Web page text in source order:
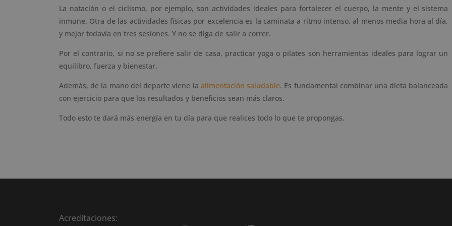
La natación o el ciclismo, por ejemplo, son actividades ideales para fortalecer el cuerpo, la mente y el sistema
inmune. Otra de las actividades físicas por excelencia es la caminata a ritmo intenso, al menos media hora al día,
y mejor todavía en tres sesiones. Y no se diga de salir a correr.
Por el contrario, si no se prefiere salir de casa, practicar yoga o pilates son herramientas ideales para lograr un
equilibro, fuerza y bienestar.
Además, de la mano del deporte viene la alimentación saludable. Es fundamental combinar una dieta balanceada
con ejercicio para que los resultados y beneficios sean más claros.
Todo esto te dará más energía en tu día para que realices todo lo que te propongas.
Acreditaciones: